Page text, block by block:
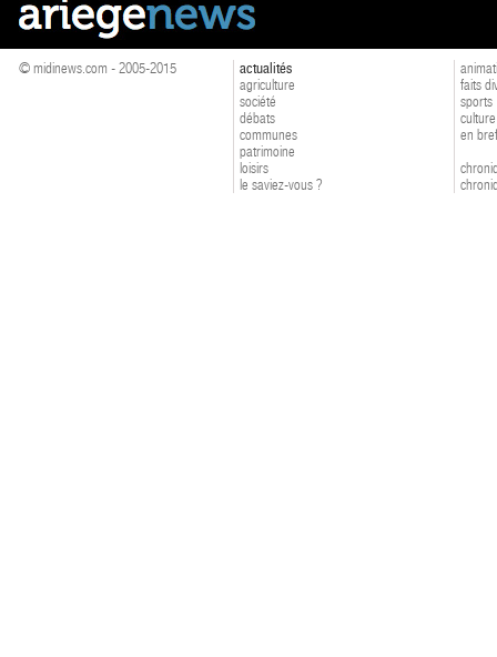
© midinews.com - 2005-2015
actualités
agriculture
société
débats
communes
patrimoine
loisirs
le saviez-vous ?
faits
sports
culture
en bref